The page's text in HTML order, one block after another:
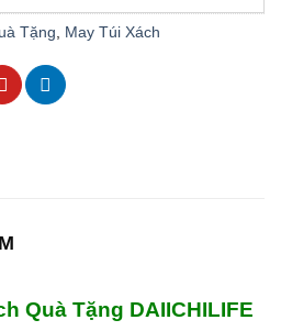
Tặng May Túi Xách
Quà Tặng DAIICHILIFE